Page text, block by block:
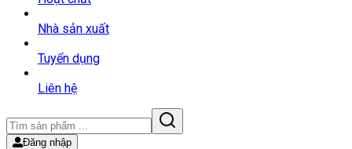
Nhà sản xuất
Tuyển dụng
Liên hệ
Đăng nhập